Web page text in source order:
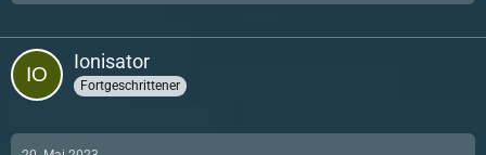
Ionisator
Fortgeschrittener